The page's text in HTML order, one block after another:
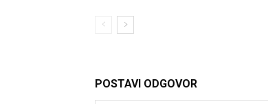
POSTAVI ODGOVOR